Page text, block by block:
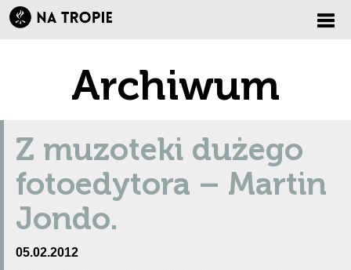
Archiwum
Z muzoteki dużego
fotoedytora – Martin
Jondo.
05.02.2012